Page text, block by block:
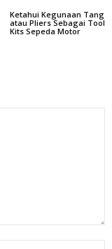
Ketahui Kegunaan Tang
atau Pliers Sebagai Tool
Kits Sepeda Motor